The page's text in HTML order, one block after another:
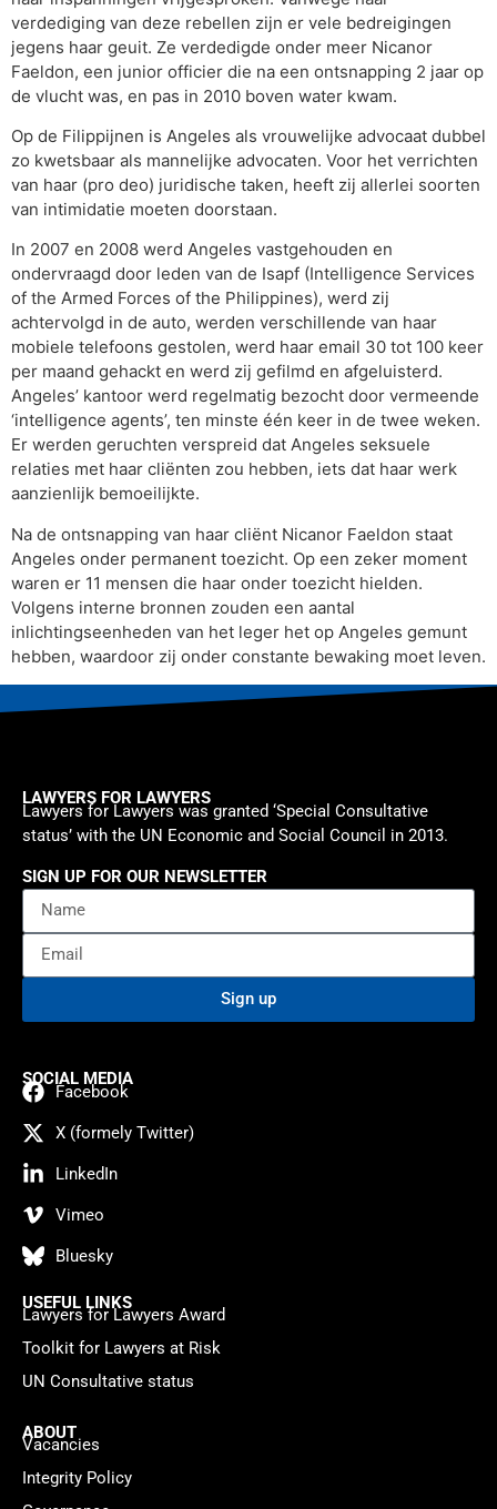
verdediging van deze rebellen zijn er vele bedreigingen
jegens haar geuit. Ze verdedigde onder meer Nicanor
Faeldon, een junior officier die na een ontsnapping 2 jaar op
de vlucht was, en pas in 2010 boven water kwam.
Op de Filippijnen is Angeles als vrouwelijke advocaat dubbel
zo kwetsbaar als mannelijke advocaten. Voor het verrichten
van haar (pro deo) juridische taken, heeft zij allerlei soorten
van intimidatie moeten doorstaan.
In 2007 en 2008 werd Angeles vastgehouden en
ondervraagd door leden van de Isapf (Intelligence Services
of the Armed Forces of the Philippines), werd zij
achtervolgd in de auto, werden verschillende van haar
mobiele telefoons gestolen, werd haar email 30 tot 100 keer
per maand gehackt en werd zij gefilmd en afgeluisterd.
Angeles’ kantoor werd regelmatig bezocht door vermeende
‘intelligence agents’, ten minste één keer in de twee weken.
Er werden geruchten verspreid dat Angeles seksuele
relaties met haar cliënten zou hebben, iets dat haar werk
aanzienlijk bemoeilijkte.
Na de ontsnapping van haar cliënt Nicanor Faeldon staat
Angeles onder permanent toezicht. Op een zeker moment
waren er 11 mensen die haar onder toezicht hielden.
Volgens interne bronnen zouden een aantal
inlichtingseenheden van het leger het op Angeles gemunt
hebben, waardoor zij onder constante bewaking moet leven.
LAWYERS FOR LAWYERS
Lawyers for Lawyers was granted ‘Special Consultative
status’ with the UN Economic and Social Council in 2013.
SIGN UP FOR OUR NEWSLETTER
Sign up
SOCIAL MEDIA
Facebook
X (formely Twitter)
LinkedIn
Vimeo
Bluesky
USEFUL LINKS
Lawyers for Lawyers Award
Toolkit for Lawyers at Risk
UN Consultative status
ABOUT
Vacancies
Integrity Policy